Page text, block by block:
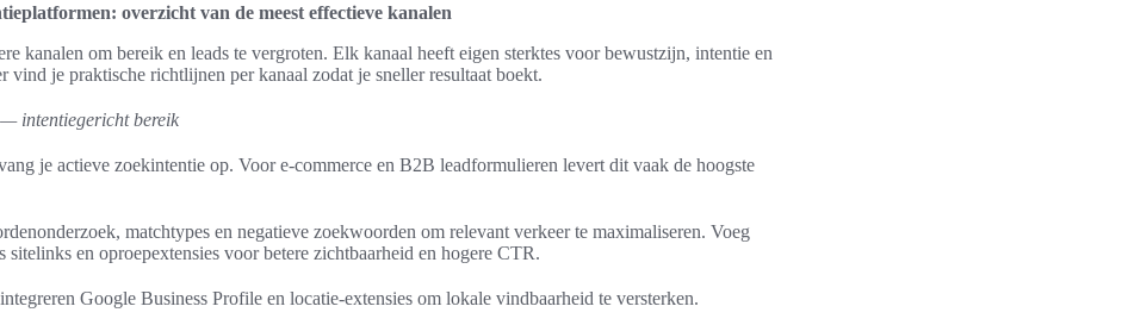
overzicht van de meest effectieve kanalen
kanalen om bereik en leads te vergroten. Elk kanaal heeft eigen sterktes voor bewustzijn, intentie en
vind je praktische richtlijnen per kanaal zodat je sneller resultaat boekt.
intentiegericht bereik
je actieve zoekintentie op. Voor e‑commerce en B2B leadformulieren levert dit vaak de hoogste
matchtypes en negatieve zoekwoorden om relevant verkeer te maximaliseren. Voeg
sitelinks en oproepextensies voor betere zichtbaarheid en hogere CTR.
Google Business Profile en locatie‑extensies om lokale vindbaarheid te versterken.